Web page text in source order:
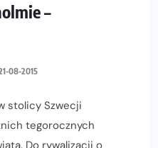
–
08-2015
stolicy Szwecji
tegorocznych